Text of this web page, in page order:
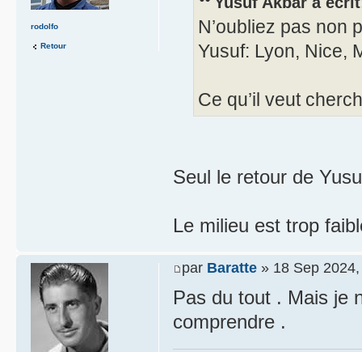
N’oubliez pas non
Yusuf: Lyon, Nice,
Ce qu’il veut
Seul le retour de
Le milieu est trop
rodolfo
Retour
par Baratte » 18 Sep
Pas du tout . Mais je
comprendre .